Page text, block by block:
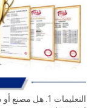
التعليمات 1. هل مصنع أو شركة تجارية؟